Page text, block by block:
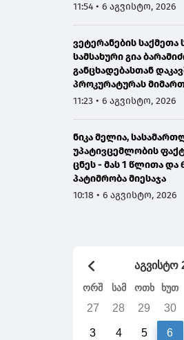
11:54 • 6 აგვისტო, 2026
ვეტერანების
სამსახური გია
განცხადებასთან
პროკურატურას
11:23 • 6 აგვისტო, 2026
ნიკა მელია,
უპატივცემლობის
ცნეს - მას 1 წლითა და
პატიმრობა მიესაჯა
10:18 • 6 აგვისტო, 2026
აგვისტო
ორშ სამ ოთხ ხუთ
27 28 29 30
3 4 5 6